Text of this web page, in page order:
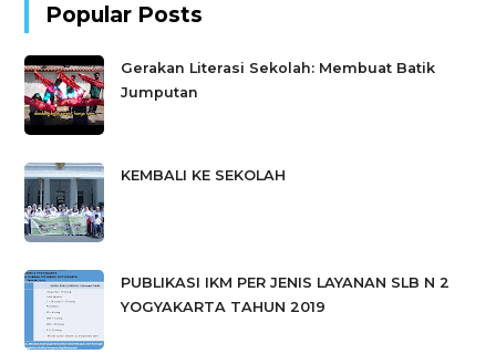
Popular Posts
Gerakan Literasi Sekolah: Membuat Batik
Jumputan
KEMBALI KE SEKOLAH
PUBLIKASI IKM PER JENIS LAYANAN SLB N 2
YOGYAKARTA TAHUN 2019